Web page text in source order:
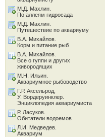
М.Д. Махлин.
По аллеям гидросада
М.Д. Махлин.
Путешествие по аквариуму
В.А. Михайлов.
Корм и питание рыб
В.А. Михайлов.
Все о гуппи и других
живородящих
М.Н. Ильин.
Аквариумное рыбоводство
Г.Р. Аксельрод,
У. Вордеруинклер.
Энциклопедия аквариумиста
Р. Ласуков.
Обитатели водоемов
Л.И. Медведев.
Аквариум